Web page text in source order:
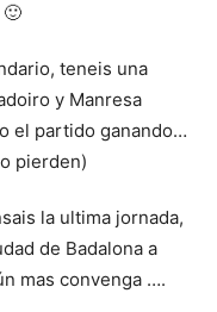
teneis una
y Manresa
el partido ganando…
pierden)
la ultima jornada,
de Badalona a
mas convenga ….